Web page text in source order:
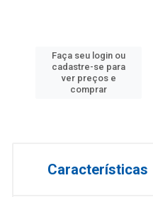
Faça seu login ou
cadastre-se para
ver preços e
comprar
Características